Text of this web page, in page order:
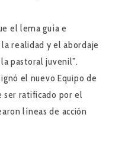
el lema guía e
realidad y el abordaje
pastoral juvenil”.
el nuevo Equipo de
ser ratificado por el
líneas de acción